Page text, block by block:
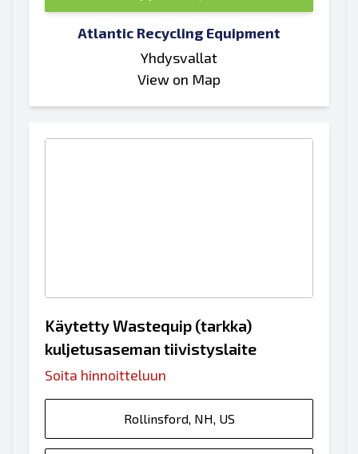
Atlantic Recycling Equipment
Yhdysvallat
View on Map
Käytetty Wastequip (tarkka)
kuljetusaseman tiivistyslaite
Soita hinnoitteluun
Rollinsford, NH, US